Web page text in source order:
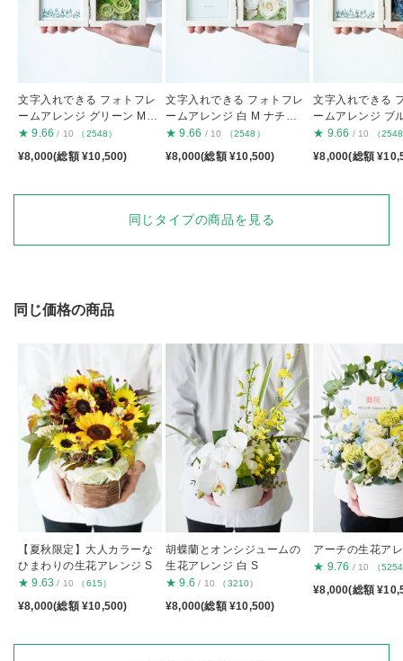
文字入れできる フォトフレ
ームアレンジ グリーン M
ナチュラル枠
★ 9.66 / 10 （2548）
¥8,000(総額 ¥10,500)
文字入れできる フォトフレ
ームアレンジ 白 M ナチュ
ラル枠
★ 9.66 / 10 （2548）
¥8,000(総額 ¥10,500)
文字入れできる
ームアレンジ ブ
チュラル枠
★ 9.66 / 10 （
¥8,000(総額
同じタイプの商品を見る
同じ価格の商品
【夏秋限定】大人カラーな
ひまわりの生花アレンジ S
★ 9.63 / 10 （615）
¥8,000(総額 ¥10,500)
胡蝶蘭とオンシジュームの
生花アレンジ 白 S
★ 9.6 / 10 （3210）
¥8,000(総額 ¥10,500)
アーチの生花ア
★ 9.76 / 10 （
¥8,000(総額